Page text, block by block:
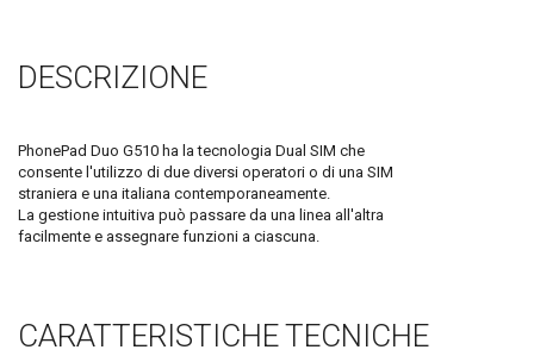
DESCRIZIONE
PhonePad Duo G510 ha la tecnologia Dual SIM che
consente l'utilizzo di due diversi operatori o di una SIM
straniera e una italiana contemporaneamente.
La gestione intuitiva può passare da una linea all'altra
facilmente e assegnare funzioni a ciascuna.
CARATTERISTICHE TECNICHE